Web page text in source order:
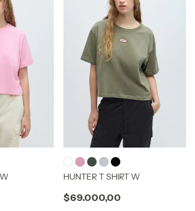
HUNTER T SHIRT W
$69.000,00